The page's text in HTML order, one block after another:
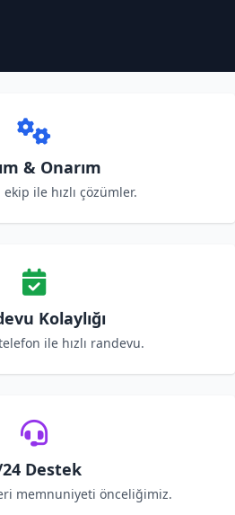
& Onarım
ile hızlı çözümler.
Kolaylığı
ile hızlı randevu.
Destek
memnuniyeti önceliğimiz.